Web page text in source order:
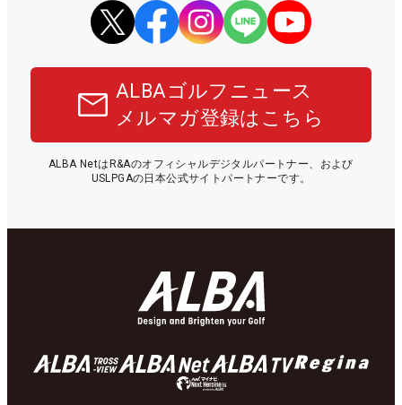
ALBAゴルフニュース
メルマガ登録はこちら
ALBA NetはR&Aのオフィシャルデジタルパートナー、および
USLPGAの日本公式サイトパートナーです。